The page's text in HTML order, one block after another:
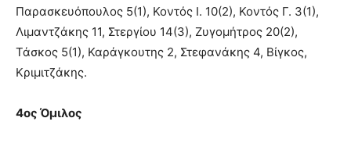
Παρασκευόπουλος 5(1), Κοντός Ι. 10(2), Κοντός Γ. 3(1),
Λιμαντζάκης 11, Στεργίου 14(3), Ζυγομήτρος 20(2),
Τάσκος 5(1), Καράγκουτης 2, Στεφανάκης 4, Βίγκος,
Κριμιτζάκης.
4ος Όμιλος